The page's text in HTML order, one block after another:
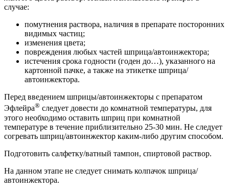
случае:
помутнения раствора, наличия в препарате посторонних
видимых частиц;
изменения цвета;
повреждения любых частей шприца/автоинжектора;
истечения срока годности (годен до…), указанного на
картонной пачке, а также на этикетке шприца/
автоинжектора.
Перед введением шприцы/автоинжекторы с препаратом
Эфлейра® следует довести до комнатной температуры, для
этого необходимо оставить шприц при комнатной
температуре в течение приблизительно 25-30 мин. Не следует
согревать шприц/автоинжектор каким-либо другим способом.
Подготовить салфетку/ватный тампон, спиртовой раствор.
На данном этапе не следует снимать колпачок шприца/
автоинжектора.